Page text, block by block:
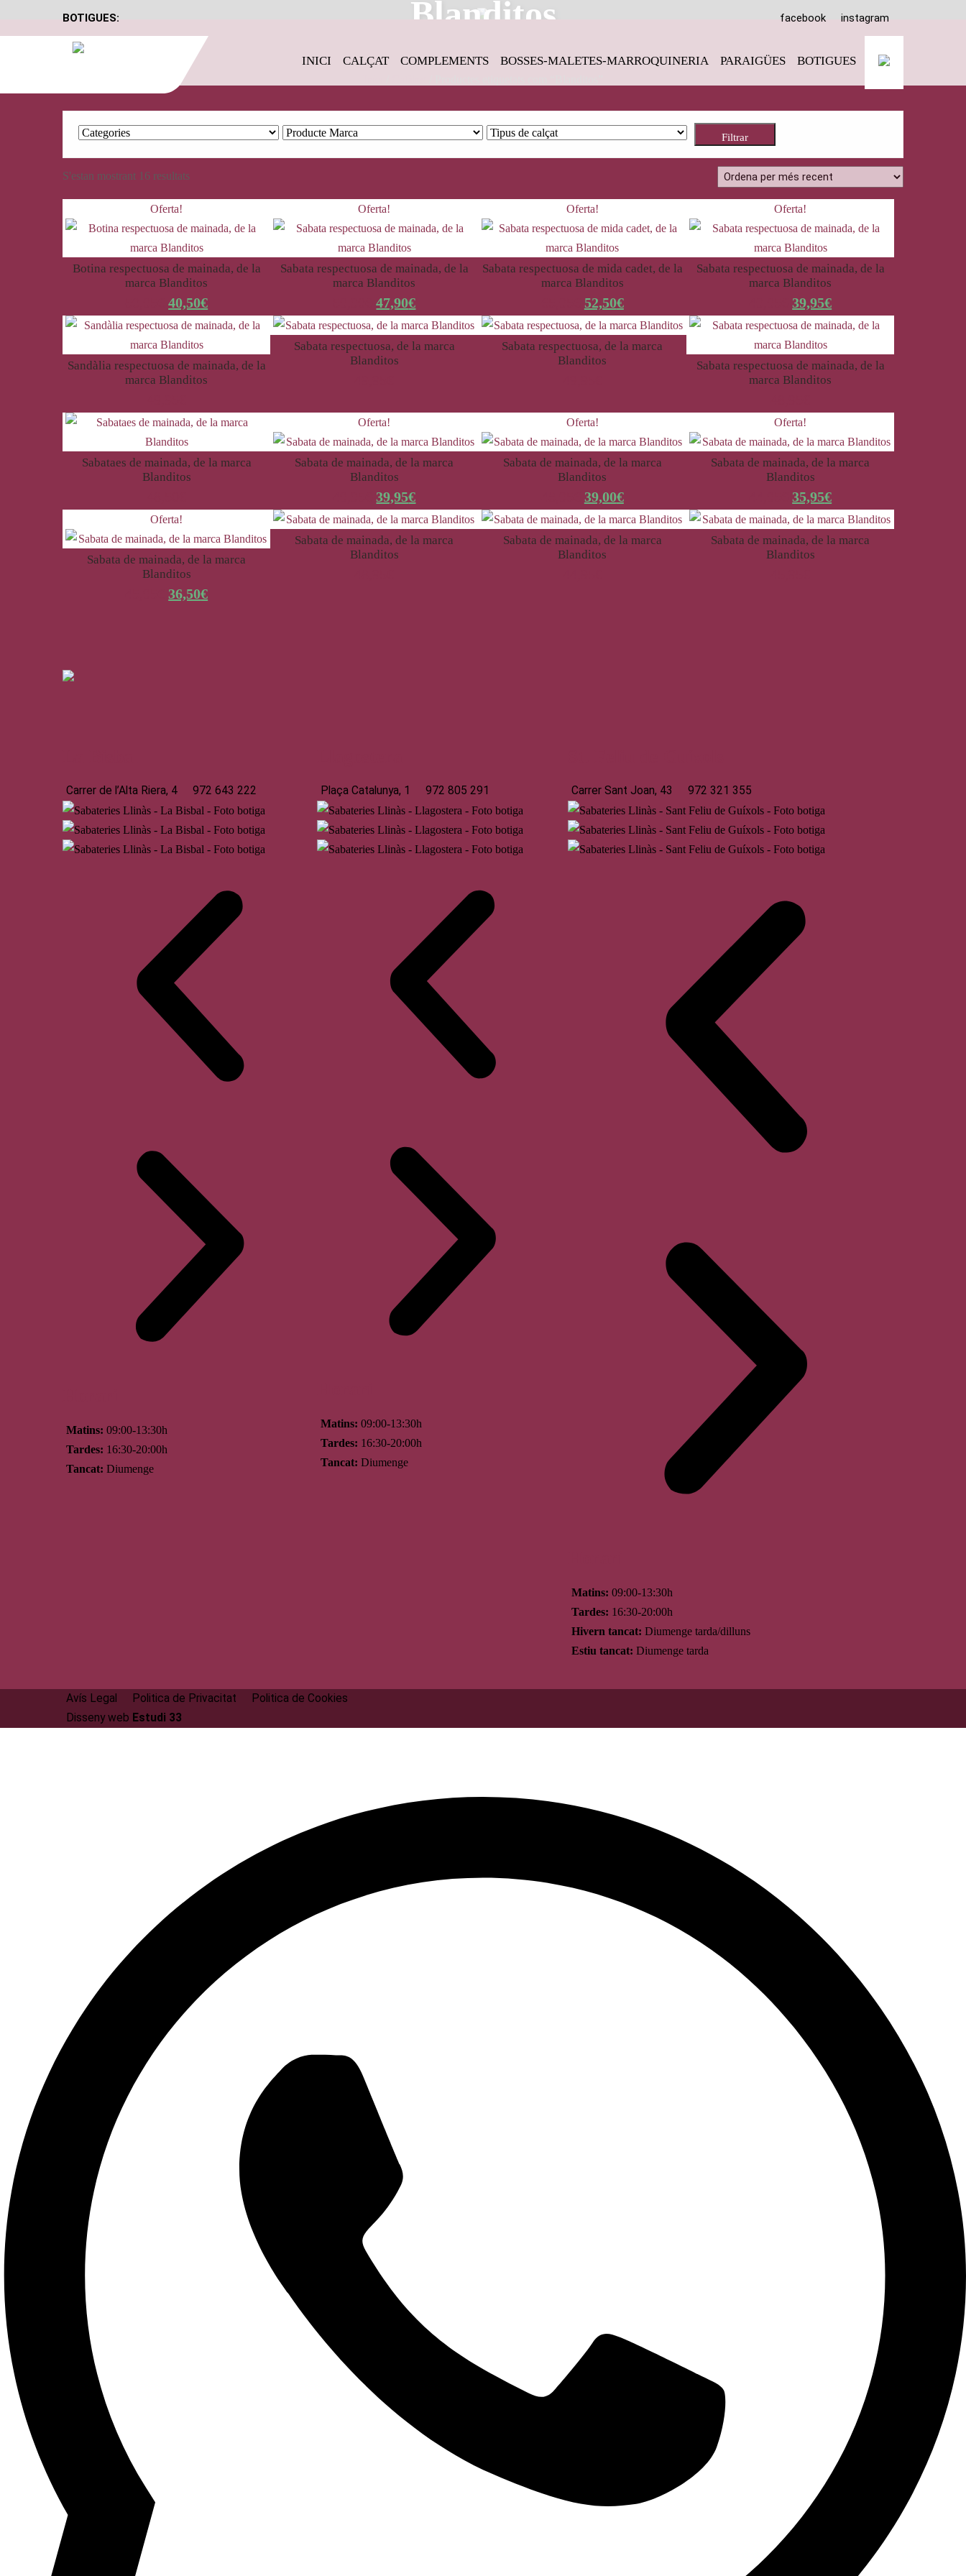
BOTIGUES: facebook instagram
INICI CALÇAT COMPLEMENTS BOSSES-MALETES-MARROQUINERIA PARAIGÜES BOTIGUES
Blanditos
Filtrar
S'estan mostrant 16 resultats
Oferta!
Botina respectuosa de mainada, de la
marca Blanditos
40,50€
Oferta!
Sabata respectuosa de mainada, de la
marca Blanditos
47,90€
Oferta!
Sabata respectuosa de mida cadet, de la
marca Blanditos
52,50€
Oferta!
Sabata respectuosa de mainada, de la
marca Blanditos
39,95€
Sandàlia respectuosa de mainada, de la
marca Blanditos
Sabata respectuosa, de la marca
Blanditos
Sabata respectuosa, de la marca
Blanditos
Sabata respectuosa de mainada, de la
marca Blanditos
Sabataes de mainada, de la marca
Blanditos
Oferta!
Sabata de mainada, de la marca
Blanditos
39,95€
Oferta!
Sabata de mainada, de la marca
Blanditos
39,00€
Oferta!
Sabata de mainada, de la marca
Blanditos
35,95€
Oferta!
Sabata de mainada, de la marca
Blanditos
36,50€
Sabata de mainada, de la marca
Blanditos
Sabata de mainada, de la marca
Blanditos
Sabata de mainada, de la marca
Blanditos
Carrer de l’Alta Riera, 4 972 643 222
Matins: 09:00-13:30h
Tardes: 16:30-20:00h
Tancat: Diumenge
Plaça Catalunya, 1 972 805 291
Matins: 09:00-13:30h
Tardes: 16:30-20:00h
Tancat: Diumenge
Carrer Sant Joan, 43 972 321 355
Matins: 09:00-13:30h
Tardes: 16:30-20:00h
Hivern tancat: Diumenge tarda/dilluns
Estiu tancat: Diumenge tarda
Avís Legal Politica de Privacitat
Politica de Cookies
Disseny web Estudi 33